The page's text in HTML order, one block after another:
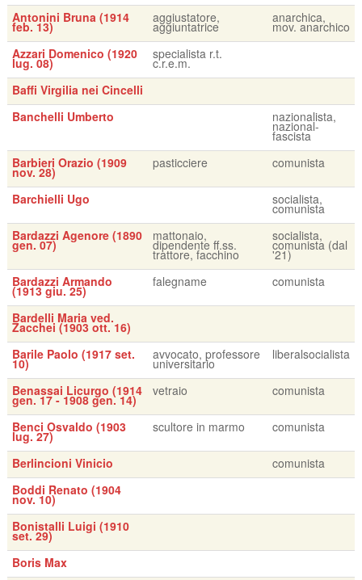
Antonini Bruna (1914
feb. 13)
aggiustatore,
aggiuntatrice
anarchica,
mov. anarchico
Azzari Domenico (1920
lug. 08)
specialista r.t.
c.r.e.m.
Baffi Virgilia nei Cincelli
Banchelli Umberto
nazionalista,
nazional-
fascista
Barbieri Orazio (1909
nov. 28)
pasticciere comunista
Barchielli Ugo socialista,
comunista
Bardazzi Agenore (1890
gen. 07)
mattonaio,
dipendente ff.ss.
trattore, facchino
socialista,
comunista (dal
'21)
Bardazzi Armando
(1913 giu. 25)
falegname comunista
Bardelli Maria ved.
Zacchei (1903 ott. 16)
Barile Paolo (1917 set.
10)
avvocato, professore
universitario
liberalsocialista
Benassai Licurgo (1914
gen. 17 - 1908 gen. 14)
vetraio comunista
Benci Osvaldo (1903
lug. 27)
scultore in marmo comunista
Berlincioni Vinicio
comunista
Boddi Renato (1904
nov. 10)
Bonistalli Luigi (1910
set. 29)
Boris Max